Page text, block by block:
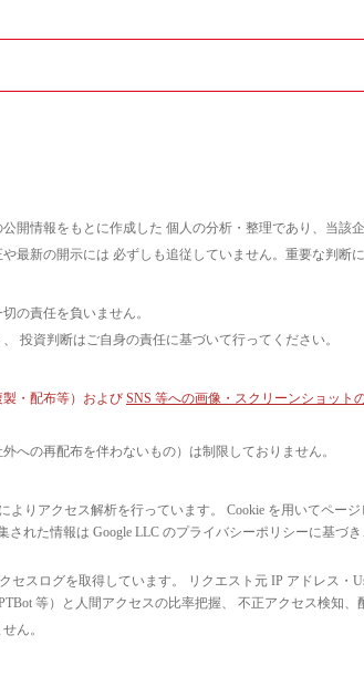
開情報をもとに作成した 個人の分析・整理であり、当該
最新の開示には 必ずしも追従していません。重要な判断
の責任を負いません。
投資判断はご自身の責任に基づいて行ってください。
・配布等）および SNS 等への画像・スクリーンショット
への再配布を伴わないもの）は制限しておりません。
よりアクセス解析を行っています。 Cookie を用いてペー
れた情報は Google LLC のプライバシーポリシーに基づ
セスログを取得しています。 リクエスト元 IP アドレス・
等）と人間アクセスの比率把握、 不正アクセス検知、
ん。